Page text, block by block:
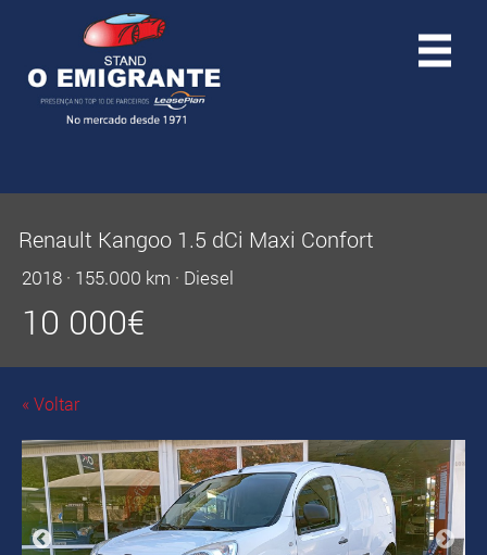
Renault Kangoo 1.5 dCi Maxi Confort
2018 · 155.000 km · Diesel
10 000€
« Voltar